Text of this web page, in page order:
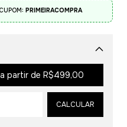
PRIMEIRACOMPRA
partir de R$499,00
CALCULAR